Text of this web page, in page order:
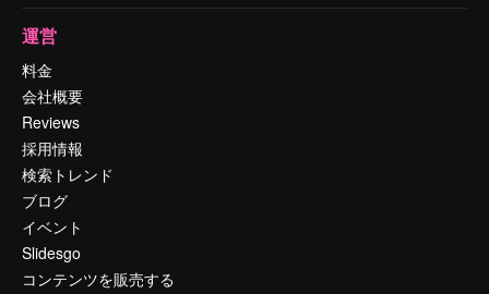
運営
料金
会社概要
Reviews
採用情報
検索トレンド
ブログ
イベント
Slidesgo
コンテンツを販売する